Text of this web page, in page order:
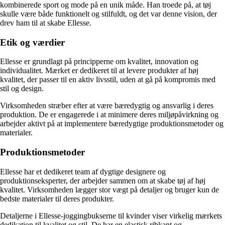
kombinerede sport og mode på en unik måde. Han troede på, at tøj
skulle være både funktionelt og stilfuldt, og det var denne vision, der
drev ham til at skabe Ellesse.
Etik og værdier
Ellesse er grundlagt på principperne om kvalitet, innovation og
individualitet. Mærket er dedikeret til at levere produkter af høj
kvalitet, der passer til en aktiv livsstil, uden at gå på kompromis med
stil og design.
Virksomheden stræber efter at være bæredygtig og ansvarlig i deres
produktion. De er engagerede i at minimere deres miljøpåvirkning og
arbejder aktivt på at implementere bæredygtige produktionsmetoder og
materialer.
Produktionsmetoder
Ellesse har et dedikeret team af dygtige designere og
produktionseksperter, der arbejder sammen om at skabe tøj af høj
kvalitet. Virksomheden lægger stor vægt på detaljer og bruger kun de
bedste materialer til deres produkter.
Detaljerne i Ellesse-joggingbukserne til kvinder viser virkelig mærkets